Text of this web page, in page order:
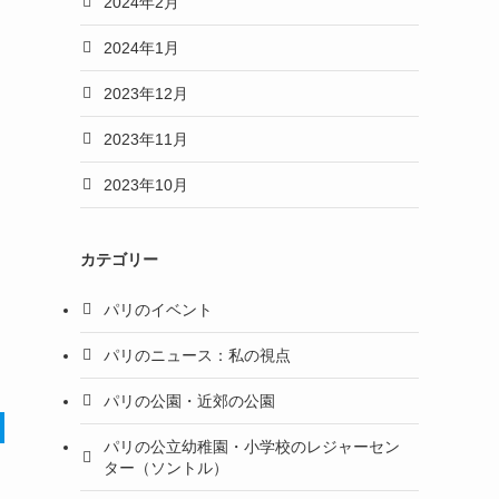
2024年1月
2023年12月
2023年11月
2023年10月
カテゴリー
パリのイベント
パリのニュース：私の視点
パリの公園・近郊の公園
パリの公立幼稚園・小学校のレジャーセン
ター（ソントル）